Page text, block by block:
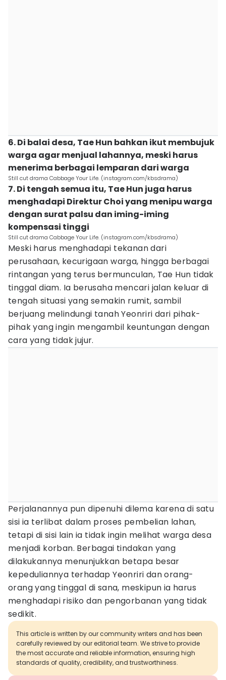
6. Di balai desa, Tae Hun bahkan ikut membujuk
warga agar menjual lahannya, meski harus
menerima berbagai lemparan dari warga
Still cut drama Cabbage Your Life. (instagram.com/kbsdrama)
7. Di tengah semua itu, Tae Hun juga harus
menghadapi Direktur Choi yang menipu warga
dengan surat palsu dan iming-iming
kompensasi tinggi
Still cut drama Cabbage Your Life. (instagram.com/kbsdrama)
Meski harus menghadapi tekanan dari
perusahaan, kecurigaan warga, hingga berbagai
rintangan yang terus bermunculan, Tae Hun tidak
tinggal diam. Ia berusaha mencari jalan keluar di
tengah situasi yang semakin rumit, sambil
berjuang melindungi tanah Yeonriri dari pihak-
pihak yang ingin mengambil keuntungan dengan
cara yang tidak jujur.
Perjalanannya pun dipenuhi dilema karena di satu
sisi ia terlibat dalam proses pembelian lahan,
tetapi di sisi lain ia tidak ingin melihat warga desa
menjadi korban. Berbagai tindakan yang
dilakukannya menunjukkan betapa besar
kepeduliannya terhadap Yeonriri dan orang-
orang yang tinggal di sana, meskipun ia harus
menghadapi risiko dan pengorbanan yang tidak
sedikit.
This article is written by our community writers and has been
carefully reviewed by our editorial team. We strive to provide
the most accurate and reliable information, ensuring high
standards of quality, credibility, and trustworthiness.